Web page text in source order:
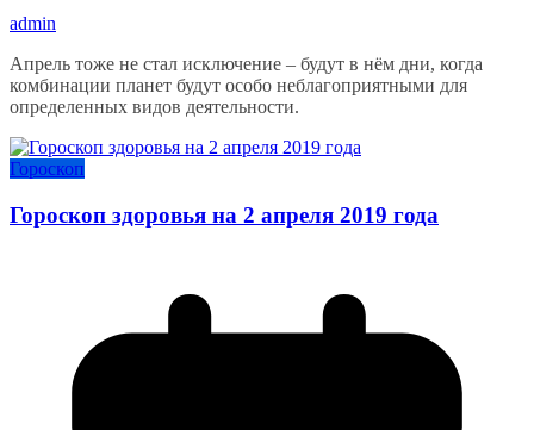
admin
Апрель тоже не стал исключение – будут в нём дни, когда
комбинации планет будут особо неблагоприятными для
определенных видов деятельности.
Гороскоп
Гороскоп здоровья на 2 апреля 2019 года